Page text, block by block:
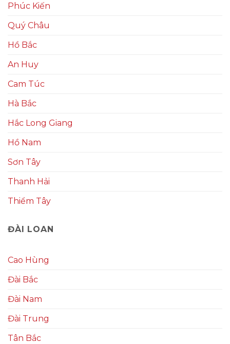
Phúc Kiến
Quý Châu
Hồ Bắc
An Huy
Cam Túc
Hà Bắc
Hắc Long Giang
Hồ Nam
Sơn Tây
Thanh Hải
Thiểm Tây
ĐÀI LOAN
Cao Hùng
Đài Bắc
Đài Nam
Đài Trung
Tân Bắc